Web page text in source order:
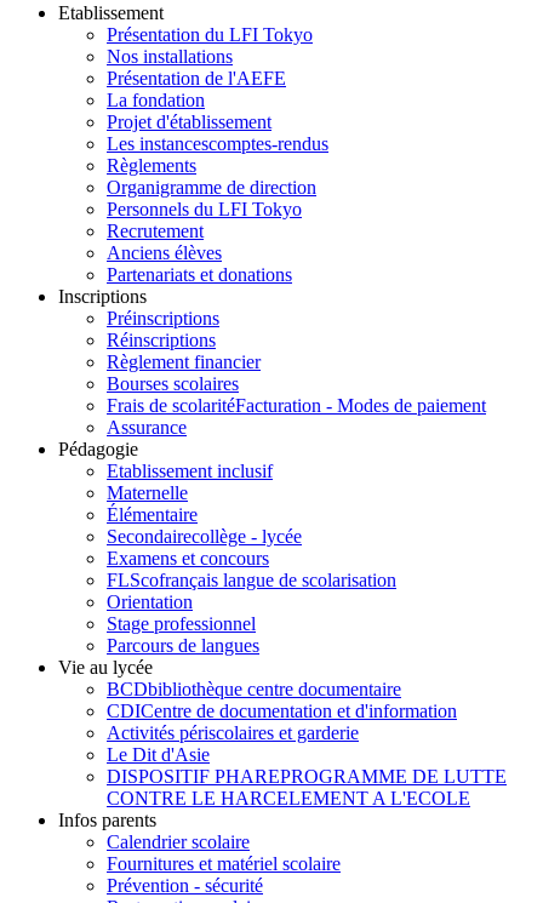
Etablissement
Présentation du LFI Tokyo
Nos installations
Présentation de l'AEFE
La fondation
Projet d'établissement
Les instancescomptes-rendus
Règlements
Organigramme de direction
Personnels du LFI Tokyo
Recrutement
Anciens élèves
Partenariats et donations
Inscriptions
Préinscriptions
Réinscriptions
Règlement financier
Bourses scolaires
Frais de scolaritéFacturation - Modes de paiement
Assurance
Pédagogie
Etablissement inclusif
Maternelle
Élémentaire
Secondairecollège - lycée
Examens et concours
FLScofrançais langue de scolarisation
Orientation
Stage professionnel
Parcours de langues
Vie au lycée
BCDbibliothèque centre documentaire
CDICentre de documentation et d'information
Activités périscolaires et garderie
Le Dit d'Asie
DISPOSITIF PHAREPROGRAMME DE LUTTE
CONTRE LE HARCELEMENT A L'ECOLE
Infos parents
Calendrier scolaire
Fournitures et matériel scolaire
Prévention - sécurité